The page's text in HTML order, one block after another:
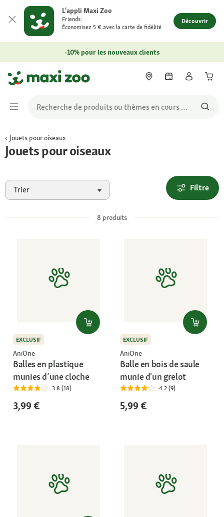
L'appli Maxi Zoo
Friends:
Économisez 5 € avec la carte de fidélité
Découvrir
-10% pour les nouveaux clients
Jouets pour oiseaux
Jouets pour oiseaux
Trier Filtre
8 produits
EXCLUSIF
AniOne
Balles en plastique
munies d’une cloche
3.8 (18)
3,99 €
EXCLUSIF
AniOne
Balle en bois de saule
munie d'un grelot
4.2 (9)
5,99 €